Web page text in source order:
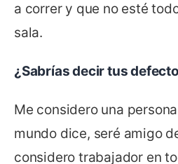
a correr y que no esté
sala.
¿Sabrías decir tus
Me considero una
mundo dice, seré amigo
considero trabajador en